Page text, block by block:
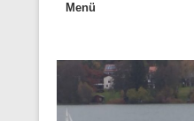
Menü